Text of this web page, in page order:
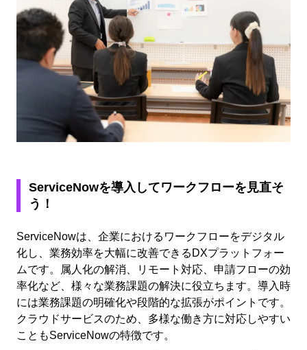
ServiceNowを導入してワークフローを見直そ
う！
ServiceNowは、企業におけるワークフローをデジタル
化し、業務効率を大幅に改善できるDXプラットフォー
ムです。属人化の解消、リモート対応、申請フローの効
率化など、様々な業務課題の解決に役立ちます。導入時
には業務課題の明確化や段階的な拡張がポイントです。
クラウドサービスのため、多様な働き方に対応しやすい
こともServiceNowの特徴です。